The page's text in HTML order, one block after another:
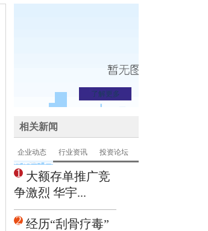
了解更多
相关新闻
企业动态 行业资讯 投资论坛
1 大额存单推广竞
争激烈 华宇...
2 经历“刮骨疗毒”